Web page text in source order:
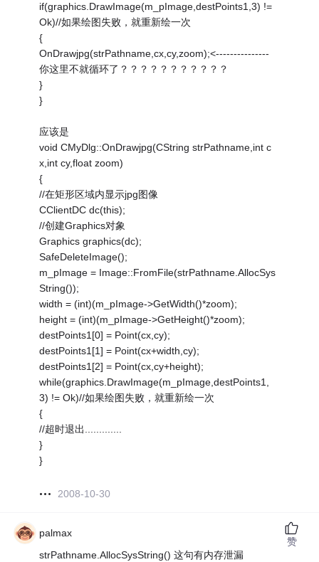
if(graphics.DrawImage(m_pImage,destPoints1,3) !=
Ok)//如果绘图失败，就重新绘一次
{
OnDrawjpg(strPathname,cx,cy,zoom);<---------------
你这里不就循环了？？？？？？？？？？？
}
}
应该是
void CMyDlg::OnDrawjpg(CString strPathname,int c
x,int cy,float zoom)
{
//在矩形区域内显示jpg图像
CClientDC dc(this);
//创建Graphics对象
Graphics graphics(dc);
SafeDeleteImage();
m_pImage = Image::FromFile(strPathname.AllocSys
String());
width = (int)(m_pImage->GetWidth()*zoom);
height = (int)(m_pImage->GetHeight()*zoom);
destPoints1[0] = Point(cx,cy);
destPoints1[1] = Point(cx+width,cy);
destPoints1[2] = Point(cx,cy+height);
while(graphics.DrawImage(m_pImage,destPoints1,
3) != Ok)//如果绘图失败，就重新绘一次
{
//超时退出.............
}
}
2008-10-30
palmax
strPathname.AllocSysString() 这句有内存泄漏
赞